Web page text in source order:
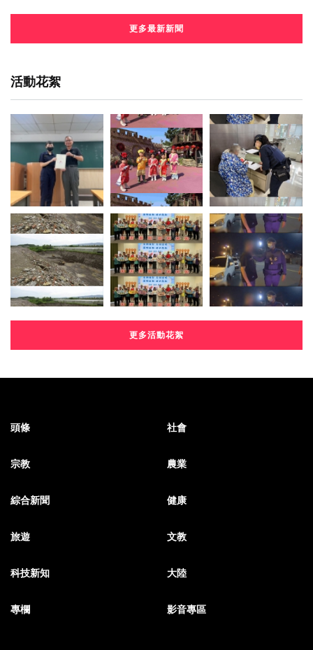
更多最新新聞
活動花絮
更多活動花絮
頭條 社會
宗教 農業
綜合新聞 健康
旅遊 文教
科技新知 大陸
專欄 影音專區